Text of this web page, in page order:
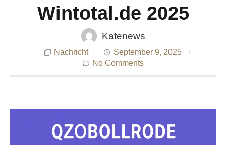
Wintotal.de 2025
Katenews
Nachricht
September 9, 2025
No Comments